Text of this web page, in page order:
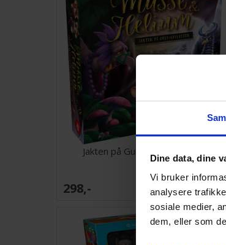
Dine data, dine
Vi bruker
analysere
sosiale medier,
dem, eller som
Jakten på Gullosten Brettspill
298,-